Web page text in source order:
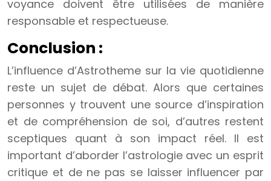
voyance doivent être utilisées de manière
responsable et respectueuse.
Conclusion :
L’influence d’Astrotheme sur la vie quotidienne
reste un sujet de débat. Alors que certaines
personnes y trouvent une source d’inspiration
et de compréhension de soi, d’autres restent
sceptiques quant à son impact réel. Il est
important d’aborder l’astrologie avec un esprit
critique et de ne pas se laisser influencer par